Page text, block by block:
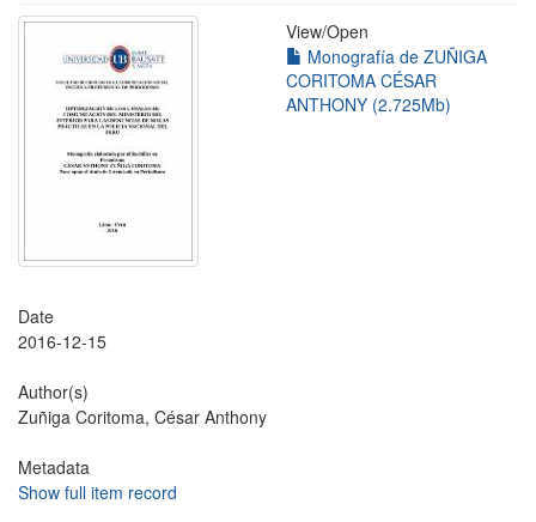
View/Open
Monografía de ZUÑIGA
CORITOMA CÉSAR
ANTHONY (2.725Mb)
Date
2016-12-15
Author(s)
Zuñiga Coritoma, César Anthony
Metadata
Show full item record